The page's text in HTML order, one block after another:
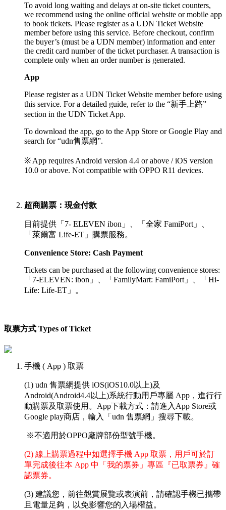
To avoid long waiting and delays at on-site ticket counters,
we recommend using the online official website or mobile app
to book tickets. Please register as a UDN Ticket Website
member before using this service. Before checkout, confirm
the buyer’s (must be a UDN member) information and enter
the credit card number of the ticket purchaser. A transaction is
complete only when an order number is generated.
App
Please register as a UDN Ticket Website member before using
this service. For a detailed guide, refer to the “新手上路”
section in the UDN Ticket App.
To download the app, go to the App Store or Google Play and
search for “udn售票網”.
※ App requires Android version 4.4 or above / iOS version
10.0 or above. Not compatible with OPPO R11 devices.
超商購票：現金付款
目前提供「7- ELEVEN ibon」、「全家 FamiPort」、
「萊爾富 Life-ET」購票服務。
Convenience Store: Cash Payment
Tickets can be purchased at the following convenience stores:
「 7-ELEVEN: ibon」、「 FamilyMart: FamiPort」、 「 Hi-
Life: Life-ET」。
取票方式 Types of Ticket
手機 ( App ) 取票
(1) udn 售票網提供 iOS(iOS10.0以上)及
Android(Android4.4以上)系統行動用戶專屬 App，進行行
動購票及取票使用。App下載方式：請進入App Store或
Google play商店，輸入「udn 售票網」搜尋下載。
※不適用於OPPO廠牌部份型號手機。
(2) 線上購票過程中如選擇手機 App 取票，用戶可於訂
單完成後往本 App 中「我的票券」專區『已取票券』確
認票券。
(3) 建議您，前往觀賞展覽或表演前，請確認手機已攜帶
且電量足夠，以免影響您的入場權益。